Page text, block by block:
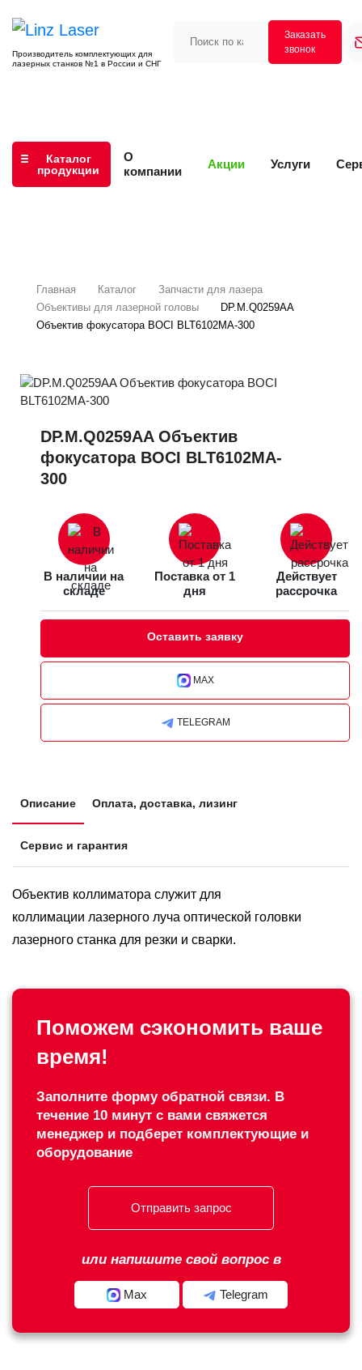
Производитель комплектующих для
лазерных станков №1 в России и СНГ
Заказать
звонок
Каталог
продукции
О
компании
Акции Услуги
Главная Каталог
Запчасти для лазера
Объективы для лазерной головы
DP.M.Q0259AA
Объектив фокусатора BOCI BLT6102MA-300
DP.M.Q0259AA Объектив
фокусатора BOCI BLT6102MA-
300
В наличии на
складе
Поставка от 1
дня
Действует
рассрочка
Оставить заявку
MAX
TELEGRAM
Описание Оплата, доставка, лизинг
Сервис и гарантия
Объектив коллиматора служит для
коллимации лазерного луча оптической головки
лазерного станка для резки и сварки.
Поможем сэкономить ваше
время!
Заполните форму обратной связи. В
течение 10 минут с вами свяжется
менеджер и подберет комплектующие и
оборудование
Отправить запрос
или напишите свой вопрос в
Max Telegram